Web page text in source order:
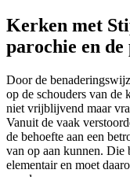
Kerken met
parochie en
Door de
op de schouders van
niet vrijblijvend maar
Vanuit de vaak
de behoefte aan een
van op aan kunnen. Die
elementair en moet